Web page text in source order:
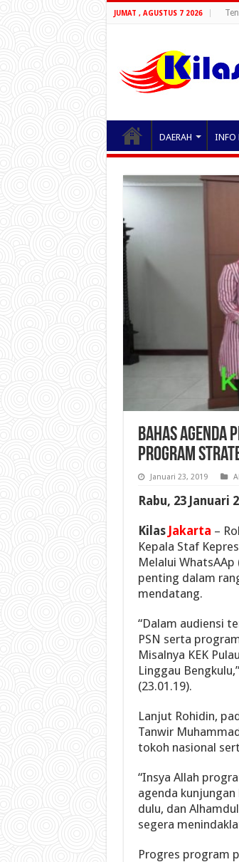
JUMAT , AGUSTUS 7 2026
DAERAH INFO
Bahas Agenda
Program
Januari 23, 2019
Rabu, 23 Januari
Kilas Jakarta –
Kepala Staf
Melalui
penting dalam
mendatang.
“Dalam audiensi
PSN serta
Misalnya KEK
Linggau
(23.01.19).
Lanjut Rohidin,
Tanwir
tokoh nasional
“Insya Allah
agenda
dulu, dan
segera
Progres program